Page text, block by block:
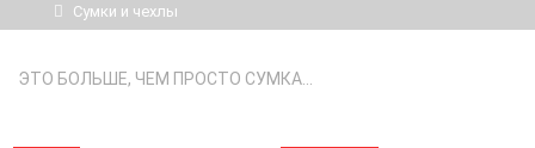
Сумки и чехлы
ЭТО БОЛЬШЕ, ЧЕМ ПРОСТО СУМКА…